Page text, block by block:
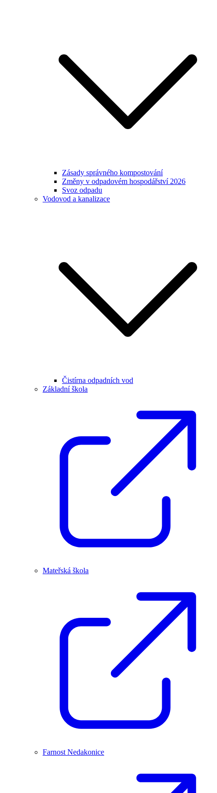
Zásady správného kompostování
Změny v odpadovém hospodářství 2026
Svoz odpadu
Vodovod a kanalizace
Čistírna odpadních vod
Základní škola
Mateřská škola
Farnost Nedakonice